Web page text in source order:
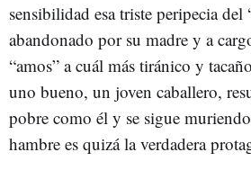
sensibilidad esa triste peripecia
abandonado por su madre y a
“amos” a cuál más tiránico y
uno bueno, un joven caballero,
pobre como él y se sigue
hambre es quizá la verdadera